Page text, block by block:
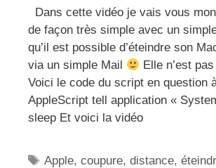
Dans cette vidéo je vais vous
de façon très simple avec un
qu’il est possible d’éteindre son
via un simple Mail
Elle n’est
Voici le code du script en question
AppleScript tell application «
sleep Et voici la vidéo
Étiquettes
Apple,coupure,distance,